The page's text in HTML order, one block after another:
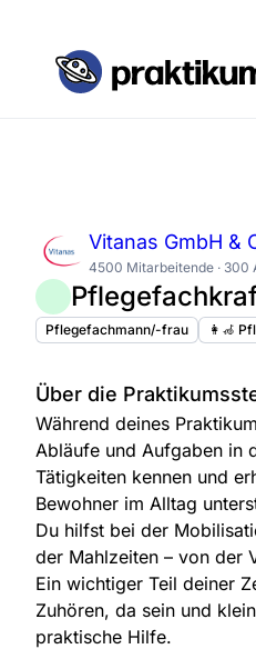
Vitanas GmbH &
4500 Mitarbeitende · 300
Pflegefachmann/-frau 👩‍🦽
Über die
Während deines
Abläufe und Aufgaben in
Tätigkeiten kennen und
Bewohner im Alltag
Du hilfst bei der
der Mahlzeiten – von der
Ein wichtiger Teil deiner
Zuhören, da sein und
praktische Hilfe.